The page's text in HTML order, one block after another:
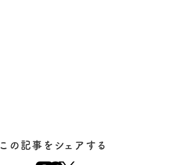
この記事をシェアする